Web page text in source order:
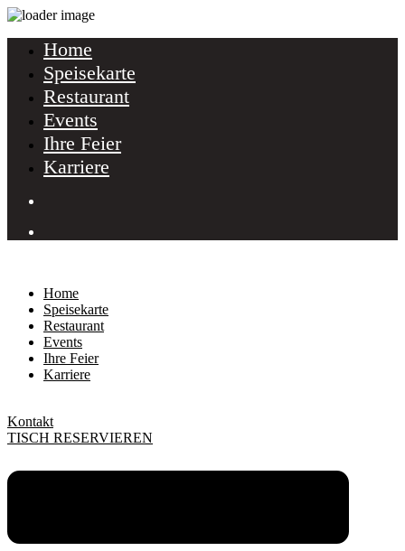
Home
Speisekarte
Restaurant
Events
Ihre Feier
Karriere
Home
Speisekarte
Restaurant
Events
Ihre Feier
Karriere
Kontakt
TISCH RESERVIEREN